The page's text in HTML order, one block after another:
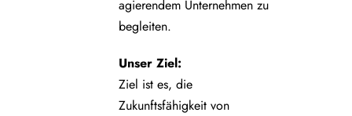
agierendem Unternehmen zu
begleiten.
Unser Ziel:
Ziel ist es, die
Zukunftsfähigkeit von